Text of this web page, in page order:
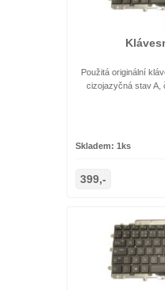
Použitá originální
cizojazyčná stav A,
Skladem: 1ks
399,-